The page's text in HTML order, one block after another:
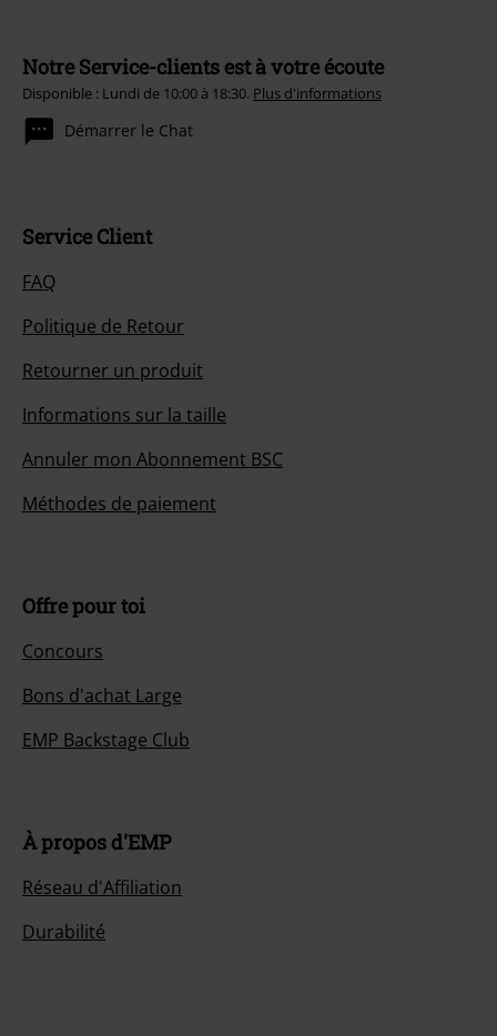
Notre Service-clients est à votre écoute
Disponible : Lundi de 10:00 à 18:30. Plus d'informations
Démarrer le Chat
Service Client
FAQ
Politique de Retour
Retourner un produit
Informations sur la taille
Annuler mon Abonnement BSC
Méthodes de paiement
Offre pour toi
Concours
Bons d'achat Large
EMP Backstage Club
À propos d'EMP
Réseau d'Affiliation
Durabilité